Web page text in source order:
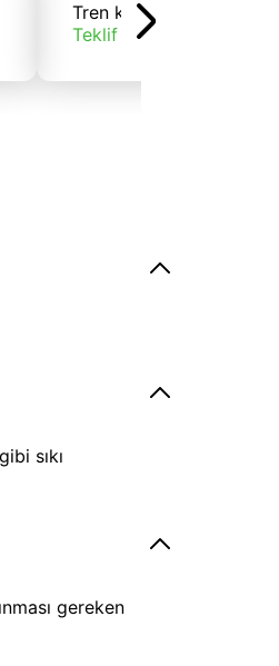
Tren kargo
Teklif alın
sıkı
gereken